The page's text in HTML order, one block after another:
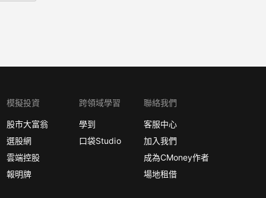
模擬投資
股市大富翁
選股網
雲端控股
報明牌
跨領域學習
學到
口袋Studio
聯絡我們
客服中心
加入我們
成為CMoney作者
場地租借